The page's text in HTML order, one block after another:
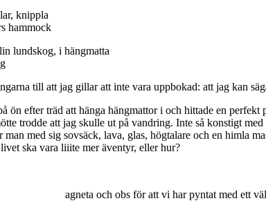
hammock
till att jag gillar att inte vara uppbokad: att jag kan
ön efter träd att hänga hängmattor i och hittade en
trodde att jag skulle ut på vandring. Inte så konstigt
man med sig sovsäck, lava, glas, högtalare och en himla
ska vara liiite mer äventyr, eller hur?
agneta och obs för att vi har pyntat med ett